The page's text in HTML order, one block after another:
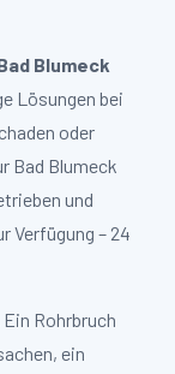
Blumeck
Lösungen bei
oder
Bad Blumeck
und
Verfügung – 24
Rohrbruch
ein